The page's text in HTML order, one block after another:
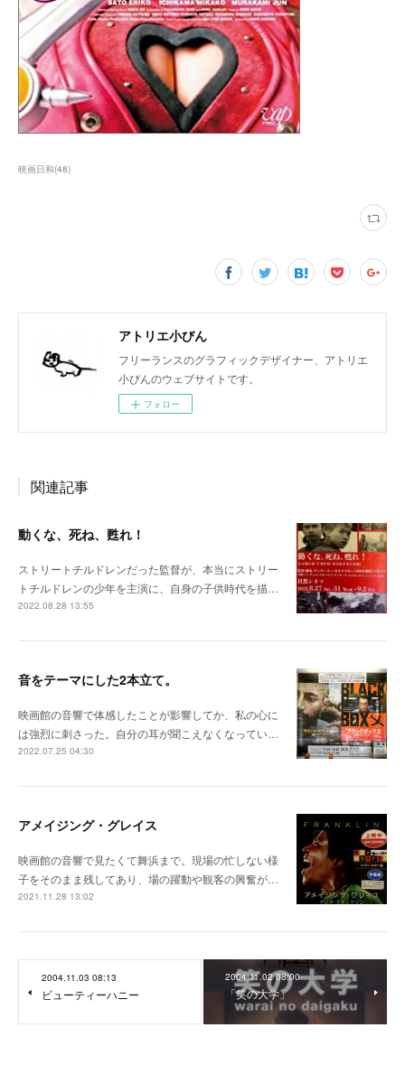
映画日和(48)
アトリエ小びん
フリーランスのグラフィックデザイナー、アトリエ
小びんのウェブサイトです。
フォロー
関連記事
動くな、死ね、甦れ！
ストリートチルドレンだった監督が、本当にストリー
トチルドレンの少年を主演に、自身の子供時代を描…
2022.08.28 13:55
音をテーマにした2本立て。
映画館の音響で体感したことが影響してか、私の心に
は強烈に刺さった。自分の耳が聞こえなくなってい…
2022.07.25 04:30
アメイジング・グレイス
映画館の音響で見たくて舞浜まで。現場の忙しない様
子をそのまま残してあり、場の躍動や観客の興奮が…
2021.11.28 13:02
2004.11.03 08:13
ビューティーハニー
2004.11.02 08:00
「笑の大学」